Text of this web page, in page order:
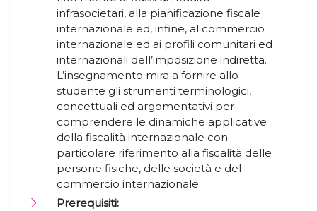
infrasocietari, alla pianificazione fiscale
internazionale ed, infine, al commercio
internazionale ed ai profili comunitari ed
internazionali dell’imposizione indiretta.
L’insegnamento mira a fornire allo
studente gli strumenti terminologici,
concettuali ed argomentativi per
comprendere le dinamiche applicative
della fiscalità internazionale con
particolare riferimento alla fiscalità delle
persone fisiche, delle società e del
commercio internazionale.
Prerequisiti: